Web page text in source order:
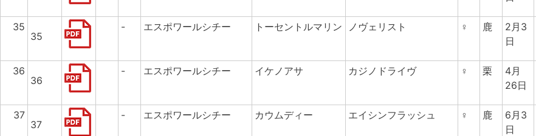
35
35
- エスポワールシチー トーセントルマリン ノヴェリスト ♀ 鹿
2月3
日
36
36
- エスポワールシチー イケノアサ カジノドライヴ ♀ 栗
4月
26日
37
37
- エスポワールシチー カウムディー エイシンフラッシュ ♀ 鹿
6月3
日